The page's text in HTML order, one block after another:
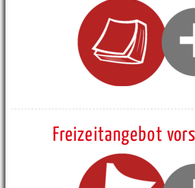
Freizeitangebot